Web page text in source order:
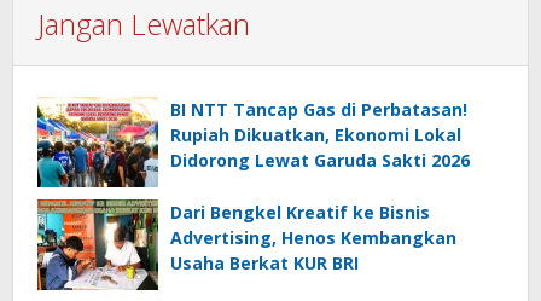
Jangan Lewatkan
BI NTT Tancap Gas di Perbatasan!
Rupiah Dikuatkan, Ekonomi Lokal
Didorong Lewat Garuda Sakti 2026
Dari Bengkel Kreatif ke Bisnis
Advertising, Henos Kembangkan
Usaha Berkat KUR BRI